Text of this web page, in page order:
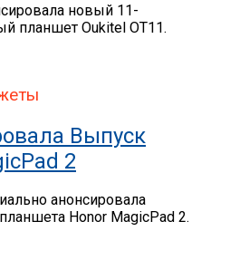
новый 11-
Oukitel OT11.
Выпуск
2
анонсировала
Honor MagicPad 2.